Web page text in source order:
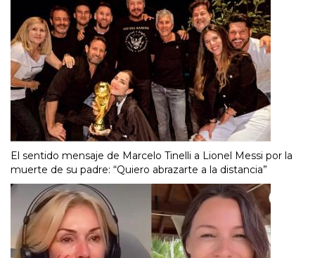
El sentido mensaje de Marcelo Tinelli a Lionel Messi por la
muerte de su padre: “Quiero abrazarte a la distancia”